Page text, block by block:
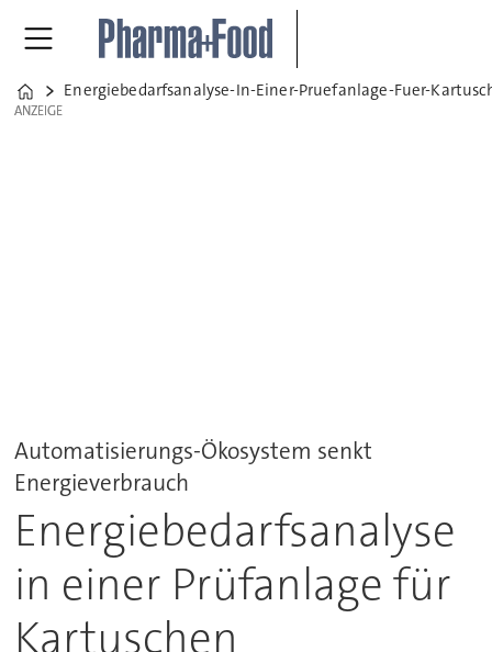
Home
Energiebedarfsanalyse-In-Einer-Pruefanlage-Fuer-
ANZEIGE
ANZEIGE
Automatisierungs-Ökosystem senkt
Energieverbrauch
Energiebedarfsanalyse
in einer Prüfanlage für
Kartuschen